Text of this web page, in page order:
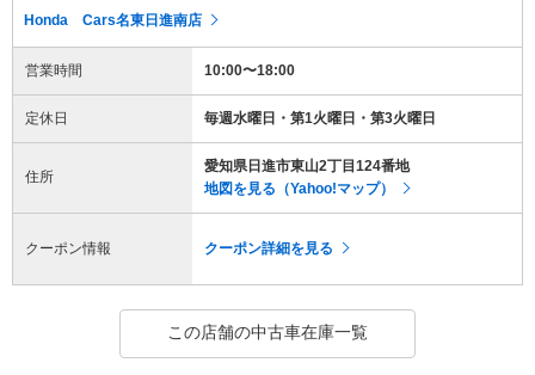
Honda Cars名東日進南店
営業時間 10:00〜18:00
定休日 毎週水曜日・第1火曜日・第3火曜日
住所
愛知県日進市東山2丁目124番地
地図を見る（Yahoo!マップ）
クーポン情報 クーポン詳細を見る
この店舗の中古車在庫一覧